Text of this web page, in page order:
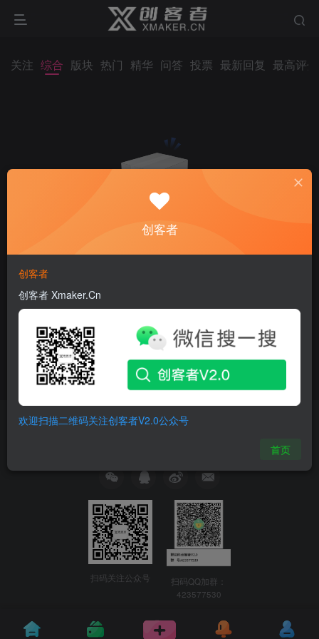
关注 综合 版块 热门 精华 问答 投票 最新回复 最高评分
创建版块 发布帖子
友链申请 免责声明
扫码关注公众号
扫码QQ加群：
423577530
创客者
创客者
创客者 Xmaker.Cn
欢迎扫描二维码关注创客者V2.0公众号
首页